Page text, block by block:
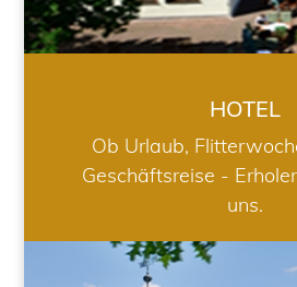
HOTEL
Ob Urlaub,
Geschäftsreise -
uns.